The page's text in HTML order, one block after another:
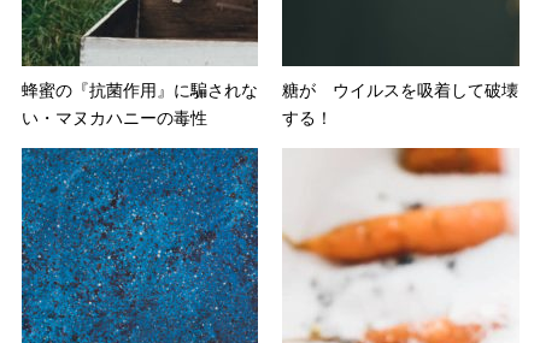
蜂蜜の『抗菌作用』に騙されな
い・マヌカハニーの毒性
糖が ウイルスを吸着して破壊
する！